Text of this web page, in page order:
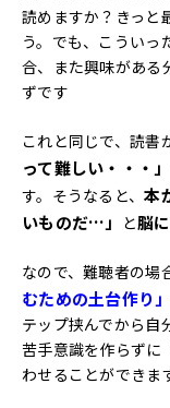
読めますか？きっと
う。でも、こういっ
合、また興味がある
ずです
これと同じで、読書
って難しい・・・」
す。そうなると、本
いものだ…」 と脳
なので、難聴者の場
むための土台作り
テップ挟んでから自
苦手意識を作らずに
わせることができま